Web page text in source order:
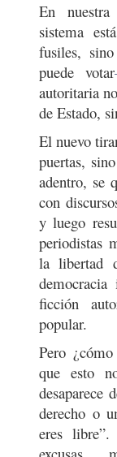
En
sistema
fusiles,
puede votar
autoritaria
de Estado,
El nuevo
puertas,
adentro, se
con
y luego
periodistas
la libertad
ficción
popular.
Pero
que esto
desaparece
derecho o
eres